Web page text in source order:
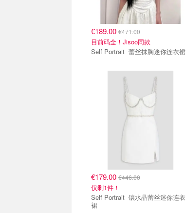
€189.00 €471.00
目前码全！Jisoo同款
Self Portrait 蕾丝抹胸迷你连衣裙
€179.00 €446.00
仅剩1件！
Self Portrait 镶水晶蕾丝迷你连衣
裙